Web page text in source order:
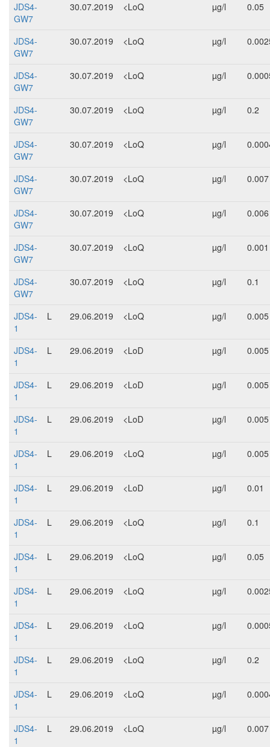
JDS4-
GW7
30.07.2019 <LoQ µg/l 0.05
JDS4-
GW7
30.07.2019 <LoQ µg/l
JDS4-
GW7
30.07.2019 <LoQ µg/l
JDS4-
GW7
30.07.2019 <LoQ µg/l 0.2
JDS4-
GW7
30.07.2019 <LoQ µg/l
JDS4-
GW7
30.07.2019 <LoQ µg/l 0.007
JDS4-
GW7
30.07.2019 <LoQ µg/l 0.006
JDS4-
GW7
30.07.2019 <LoQ µg/l 0.001
JDS4-
GW7
30.07.2019 <LoQ µg/l 0.1
JDS4-
1
L 29.06.2019 <LoQ µg/l 0.005
JDS4-
1
L 29.06.2019 <LoD µg/l 0.005
JDS4-
1
L 29.06.2019 <LoD µg/l 0.005
JDS4-
1
L 29.06.2019 <LoD µg/l 0.005
JDS4-
1
L 29.06.2019 <LoQ µg/l 0.005
JDS4-
1
L 29.06.2019 <LoD µg/l 0.01
JDS4-
1
L 29.06.2019 <LoQ µg/l 0.1
JDS4-
1
L 29.06.2019 <LoQ µg/l 0.05
JDS4-
1
L 29.06.2019 <LoQ µg/l
JDS4-
1
L 29.06.2019 <LoQ µg/l
JDS4-
1
L 29.06.2019 <LoQ µg/l 0.2
JDS4-
1
L 29.06.2019 <LoQ µg/l
JDS4-
1
L 29.06.2019 <LoQ µg/l 0.007